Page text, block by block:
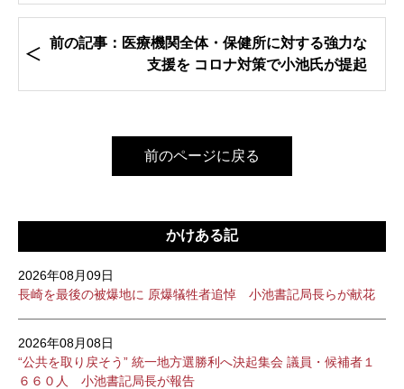
前の記事：医療機関全体・保健所に対する強力な
支援を コロナ対策で小池氏が提起
前のページに戻る
かけある記
2026年08月09日
長崎を最後の被爆地に 原爆犠牲者追悼 小池書記局長らが献花
2026年08月08日
“公共を取り戻そう” 統一地方選勝利へ決起集会 議員・候補者１
６６０人 小池書記局長が報告